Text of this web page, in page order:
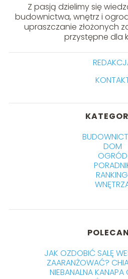
Z pasją dzielimy się
budownictwa, wnętrz i
upraszczanie złożonych
przystępne dla
DOM
OGRÓD
JAK OZDOBIĆ SALĘ
ZAARANŻOWAĆ?
NIEBANALNA